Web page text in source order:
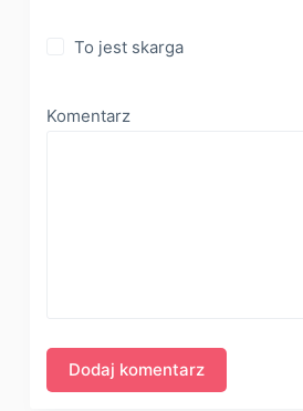
To jest skarga
Komentarz